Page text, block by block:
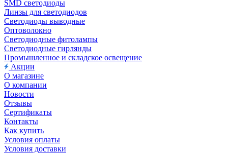
SMD светодиоды
Линзы для светодиодов
Светодиоды выводные
Оптоволокно
Светодиодные фитолампы
Светодиодные гирлянды
Промышленное и складское освещение
Акции
О магазине
О компании
Новости
Отзывы
Сертификаты
Контакты
Как купить
Условия оплаты
Условия доставки